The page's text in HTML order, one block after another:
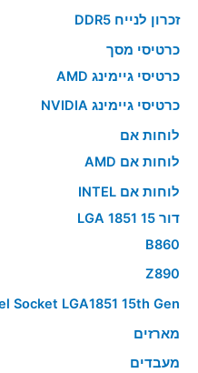
זכרון לנייח DDR5
כרטיסי מסך
כרטיסי גיימינג AMD
כרטיסי גיימינג NVIDIA
לוחות אם
לוחות אם AMD
לוחות אם INTEL
דור 15 LGA 1851
B860
Z890
Socket LGA1851 15th Gen
מארזים
מעבדים